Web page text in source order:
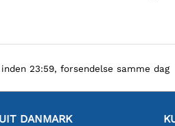
23:59, forsendelse samme dag
DANMARK